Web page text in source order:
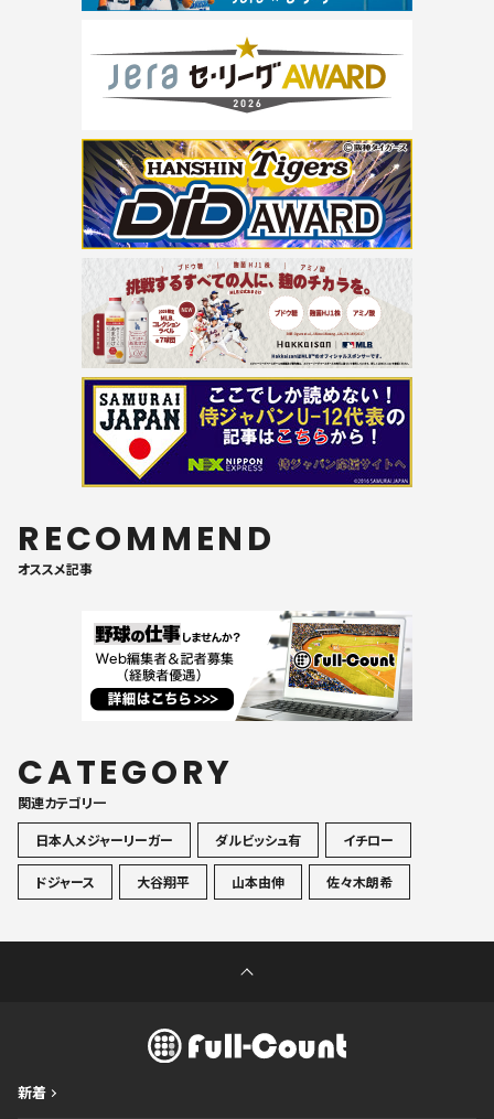
RECOMMEND
オススメ記事
CATEGORY
関連カテゴリ一
日本人メジャーリーガー
ダルビッシュ有 イチロー
ドジャース 大谷翔平 山本由伸 佐々木朗希
新着